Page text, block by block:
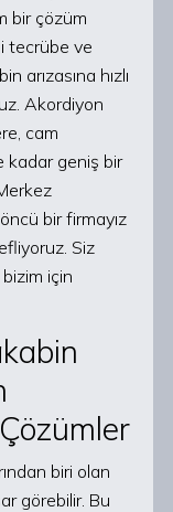
bir çözüm
tecrübe ve
arızasına hızlı
Akordiyon
cam
kadar geniş bir
bir firmayız
Siz
için
biri olan
görebilir. Bu